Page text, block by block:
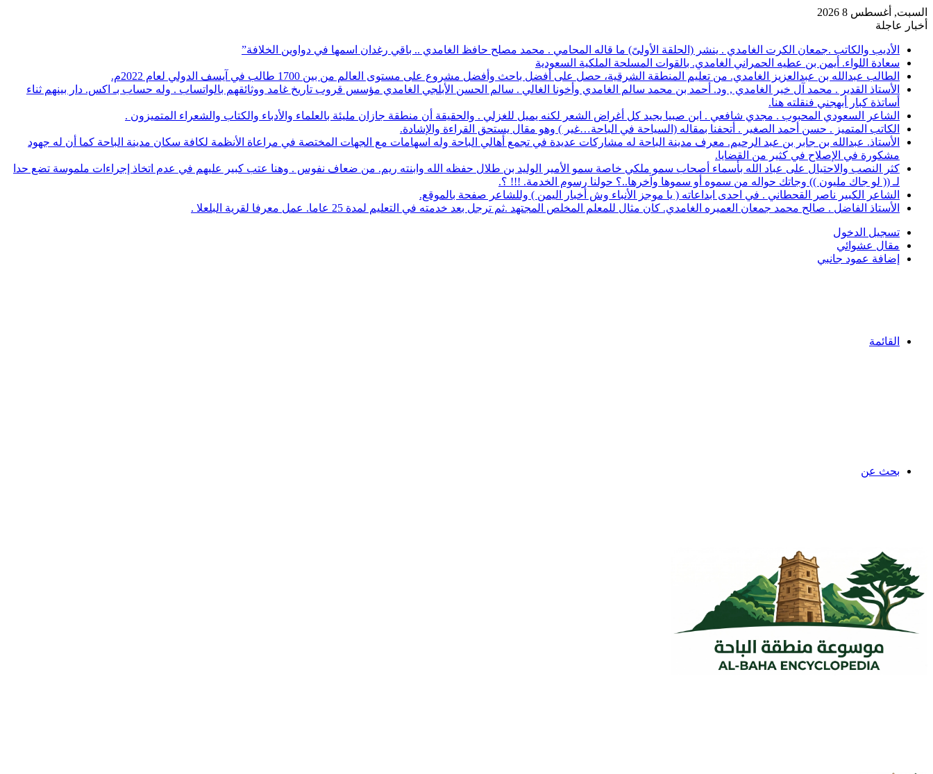
السبت, أغسطس 8 2026
أخبار عاجلة
الأديب والكاتب .جمعان الكرت الغامدي . ينشر (الحلقة الأولىً) ما قاله المحامي . محمد مصلح حافظ الغامدي .. باقي رغدان اسمها في دواوين الخلافة”
سعادة اللواء. أيمن بن عطيه الحمراني الغامدي. بالقوات المسلحة الملكية السعودية
الطالب عبدالله بن عبدالعزيز الغامدي. من تعليم المنطقة الشرقية، حصل على أفضل باحث وأفضل مشروع على مستوى العالم من بين 1700 طالب في آيسف الدولي لعام 2022م.
الأستاذ القدير . محمد آل خير الغامدي , ود. أحمد بن محمد سالم الغامدي وأخونا الغالي . سالم الحسن الأبلجي الغامدي مؤسس قروب تاريخ غامد ووثائقهم بالواتساب . وله حساب بـ اكس. دار بينهم ثناء
أساتذة كبار أبهجني فنقلته هنا.
الشاعر السعودي المحبوب . مجدي شافعي . ابن صبيا يجيد كل أغراض الشعر لكنه يميل للغزلي . والحقيقة أن منطقة جازان مليئة بالعلماء والأدباء والكتاب والشعراء المتميزون .
الكاتب المتميز . حسن أحمد الصغير . أتحفنا بمقاله (السياحة في الباحة…غير ) وهو مقال يستحق القراءة والإشادة.
الأستاذ. عبدالله بن جابر بن عبد الرحيم. معرف مدينة الباحة له مشاركات عديدة في تجمع أهالي الباحة وله اسهامات مع الجهات المختصة في مراعاة الأنظمة لكافة سكان مدينة الباحة كما أن له جهود
مشكورة في الإصلاح في كثير من القضايا.
كثر النصب والاحتيال على عباد الله بأسماء أصحاب سمو ملكي خاصة سمو الأمير الوليد بن طلال حفظه الله وابنته ريم. من ضعاف نفوس . وهنا عتب كبير عليهم في عدم اتخاذ إجراءات ملموسة تضع حدا
لـ (( لو جاك مليون )) وجاتك حواله من سموه أو سموها وآخرها..؟ حولنا رسوم الخدمة. !!! ؟.
الشاعر الكبير ناصر القحطاني . في احدى ابداعاته ( يا موجز الأنباء وش أخبار اليمن ) وللشاعر صفحة بالموقع.
الأستاذ الفاضل . صالح محمد جمعان العميره الغامدي. كان مثال للمعلم المخلص المجتهد .ثم ترجل بعد خدمته في التعليم لمدة 25 عاما. عمل معرفا لقرية البلعلا .
تسجيل الدخول
مقال عشوائي
إضافة عمود جانبي
القائمة
بحث عن